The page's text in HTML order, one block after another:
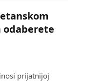
odaberete
prijatnijoj